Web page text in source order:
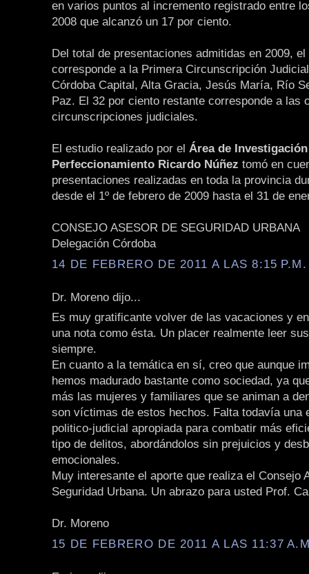
en varios puntos al incremento registrado entre
2008 que alcanzó un 17 por ciento.
Del total de presentaciones admitidas en 2009,
corresponde a la Primera Circunscripción
Córdoba Capital, Alta Gracia, Jesús María, Río
Paz. El 32 por ciento restante corresponde a las
circunscripciones judiciales.
El estudio realizado por el Área de
Perfeccionamiento Ricardo Núñez tomó en
presentaciones realizadas en toda la provincia
desde el 1º de febrero de 2009 hasta el 31 de
CONSEJO ASESOR DE SEGURIDAD URBANA
Delegación Córdoba
14 DE FEBRERO DE 2011 A LAS 8:15 P.M.
Dr. Moreno dijo...
Es muy gratificante volver de las vacaciones y
una nota como ésta. Un placer realmente leer
siempre.
En cuanto a la temática en sí, creo que aunque
hemos madurado bastante como sociedad, ya
más las mujeres y familiares que se animan a
son víctimas de estos hechos. Falta todavía una
politico-judicial apropiada para combatir más
tipo de delitos, abordándolos sin prejuicios y
emocionales.
Muy interesante el aporte que realiza el Consejo
Seguridad Urbana. Un abrazo para usted Prof.
Dr. Moreno
15 DE FEBRERO DE 2011 A LAS 11:37